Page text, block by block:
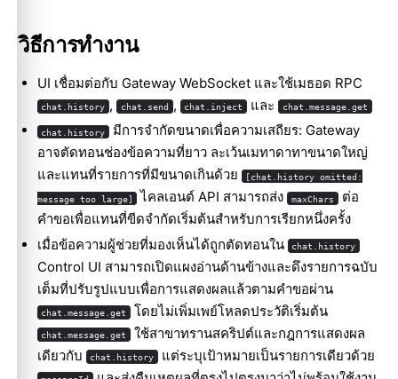
วิธีการทำงาน
UI เชื่อมต่อกับ Gateway WebSocket และใช้เมธอด RPC
chat.history , chat.send , chat.inject และ chat.message.get
chat.history
มีการจำกัดขนาดเพื่อความเสถียร: Gateway
อาจตัดทอนช่องข้อความที่ยาว ละเว้นเมทาดาทาขนาดใหญ่
และแทนที่รายการที่มีขนาดเกินด้วย
[chat.history omitted:
message too large] ไคลเอนต์ API สามารถส่ง maxChars ต่อ
คำขอเพื่อแทนที่ขีดจำกัดเริ่มต้นสำหรับการเรียกหนึ่งครั้ง
เมื่อข้อความผู้ช่วยที่มองเห็นได้ถูกตัดทอนใน
chat.history
Control UI สามารถเปิดแผงอ่านด้านข้างและดึงรายการฉบับ
เต็มที่ปรับรูปแบบเพื่อการแสดงผลแล้วตามคำขอผ่าน
chat.message.get โดยไม่เพิ่มเพย์โหลดประวัติเริ่มต้น
chat.message.get
ใช้สาขาทรานสคริปต์และกฎการแสดงผล
เดียวกับ
chat.history แต่ระบุเป้าหมายเป็นรายการเดียวด้วย